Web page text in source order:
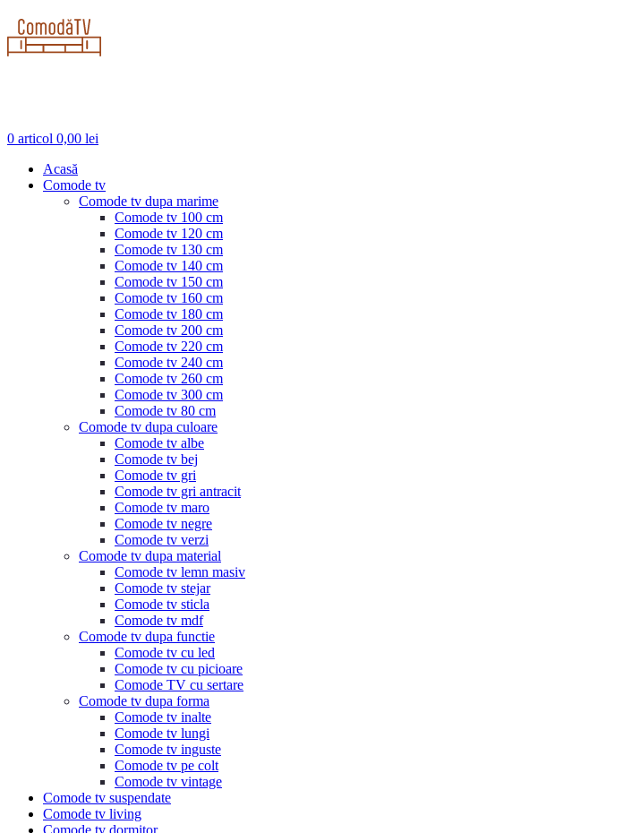
0 articol 0,00 lei
Acasă
Comode tv
Comode tv dupa marime
Comode tv 100 cm
Comode tv 120 cm
Comode tv 130 cm
Comode tv 140 cm
Comode tv 150 cm
Comode tv 160 cm
Comode tv 180 cm
Comode tv 200 cm
Comode tv 220 cm
Comode tv 240 cm
Comode tv 260 cm
Comode tv 300 cm
Comode tv 80 cm
Comode tv dupa culoare
Comode tv albe
Comode tv bej
Comode tv gri
Comode tv gri antracit
Comode tv maro
Comode tv negre
Comode tv verzi
Comode tv dupa material
Comode tv lemn masiv
Comode tv stejar
Comode tv sticla
Comode tv mdf
Comode tv dupa functie
Comode tv cu led
Comode tv cu picioare
Comode TV cu sertare
Comode tv dupa forma
Comode tv inalte
Comode tv lungi
Comode tv inguste
Comode tv pe colt
Comode tv vintage
Comode tv suspendate
Comode tv living
Comode tv dormitor